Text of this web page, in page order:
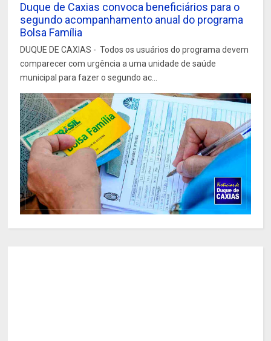
Duque de Caxias convoca beneficiários para o
segundo acompanhamento anual do programa
Bolsa Família
DUQUE DE CAXIAS - Todos os usuários do programa devem
comparecer com urgência a uma unidade de saúde
municipal para fazer o segundo ac...